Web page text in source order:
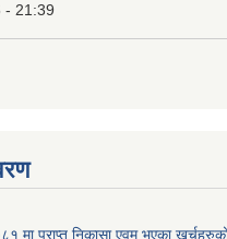
- 21:39
मा प्राप्त निकासा एवम् भएका